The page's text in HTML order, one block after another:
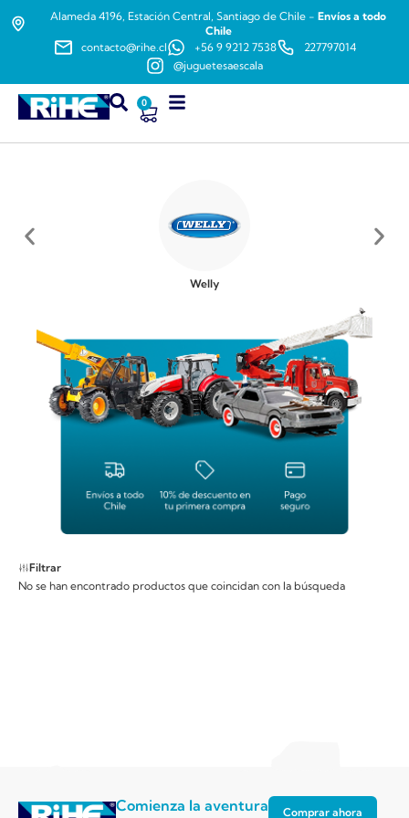
Alameda 4196, Estación Central, Santiago de Chile - Envíos a todo
Chile
contacto@rihe.cl
+56 9 9212 7538
227797014
@juguetesaescala
0
Welly
Filtrar
No se han encontrado productos que coincidan con la búsqueda
Comienza la aventura Comprar ahora